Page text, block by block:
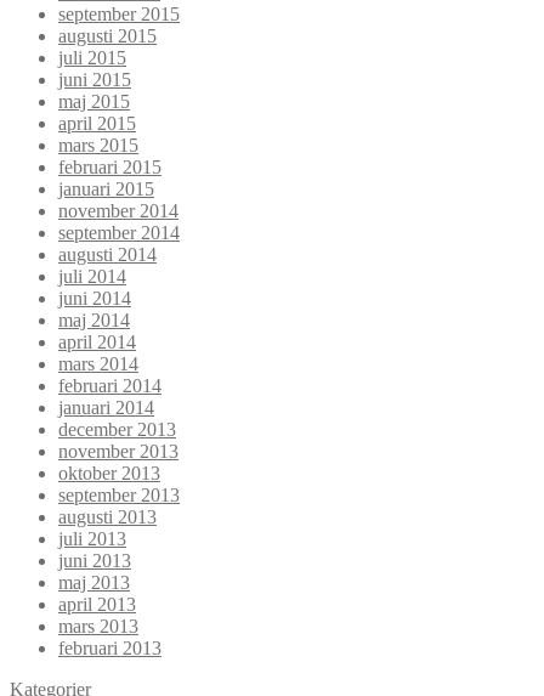
september 2015
augusti 2015
juli 2015
juni 2015
maj 2015
april 2015
mars 2015
februari 2015
januari 2015
november 2014
september 2014
augusti 2014
juli 2014
juni 2014
maj 2014
april 2014
mars 2014
februari 2014
januari 2014
december 2013
november 2013
oktober 2013
september 2013
augusti 2013
juli 2013
juni 2013
maj 2013
april 2013
mars 2013
februari 2013
Kategorier